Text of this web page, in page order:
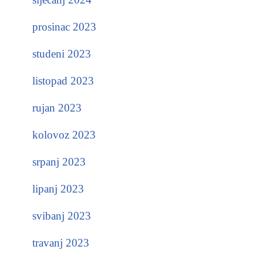
prosinac 2023
studeni 2023
listopad 2023
rujan 2023
kolovoz 2023
srpanj 2023
lipanj 2023
svibanj 2023
travanj 2023